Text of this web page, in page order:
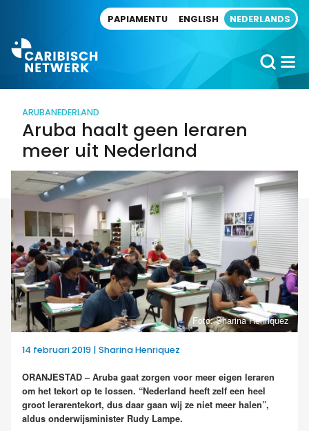
PAPIAMENTU ENGLISH NEDERLANDS
ARUBANEDERLAND
Aruba haalt geen leraren
meer uit Nederland
Foto: Sharina Henriquez
14 februari 2019 | Sharina Henriquez
ORANJESTAD – Aruba gaat zorgen voor meer eigen leraren
om het tekort op te lossen. “Nederland heeft zelf een heel
groot lerarentekort, dus daar gaan wij ze niet meer halen”,
aldus onderwijsminister Rudy Lampe.